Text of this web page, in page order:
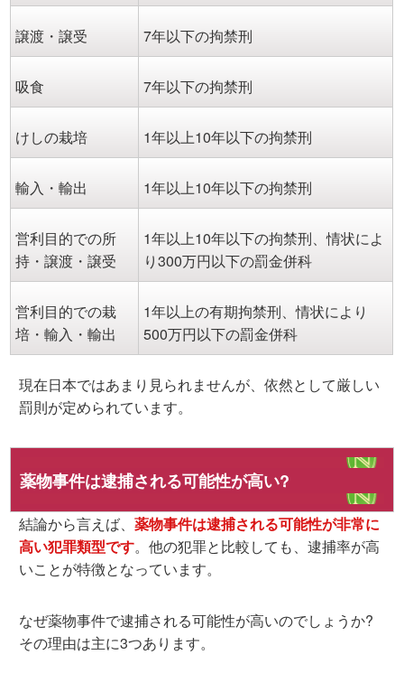
譲渡・譲受 7年以下の拘禁刑
吸食 7年以下の拘禁刑
けしの栽培 1年以上10年以下の拘禁刑
輸入・輸出 1年以上10年以下の拘禁刑
営利目的での所
持・譲渡・譲受
1年以上10年以下の拘禁刑、情状によ
り300万円以下の罰金併科
営利目的での栽
培・輸入・輸出
1年以上の有期拘禁刑、情状により
500万円以下の罰金併科
現在日本ではあまり見られませんが、依然として厳しい
罰則が定められています。
薬物事件は逮捕される可能性が高い?
結論から言えば、薬物事件は逮捕される可能性が非常に
高い犯罪類型です。他の犯罪と比較しても、逮捕率が高
いことが特徴となっています。
なぜ薬物事件で逮捕される可能性が高いのでしょうか?
その理由は主に3つあります。